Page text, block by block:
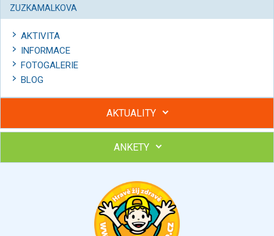
ZUZKAMALKOVA
AKTIVITA
INFORMACE
FOTOGALERIE
BLOG
AKTUALITY
Hubněte s podporou lektorky a skupiny v kurzech STOBu
Chcete poradit s hubnutím? Najděte si odborníka STOBu ve
ANKETY